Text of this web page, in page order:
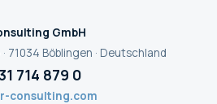
GmbH
71034 Böblingen · Deutschland
714 879 0
consulting.com